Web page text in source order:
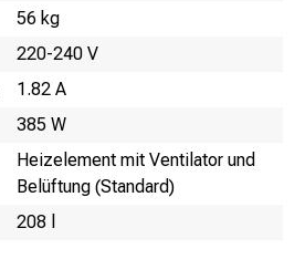
56 kg
220-240 V
1.82 A
385 W
Heizelement mit Ventilator und
Belüftung (Standard)
208 l